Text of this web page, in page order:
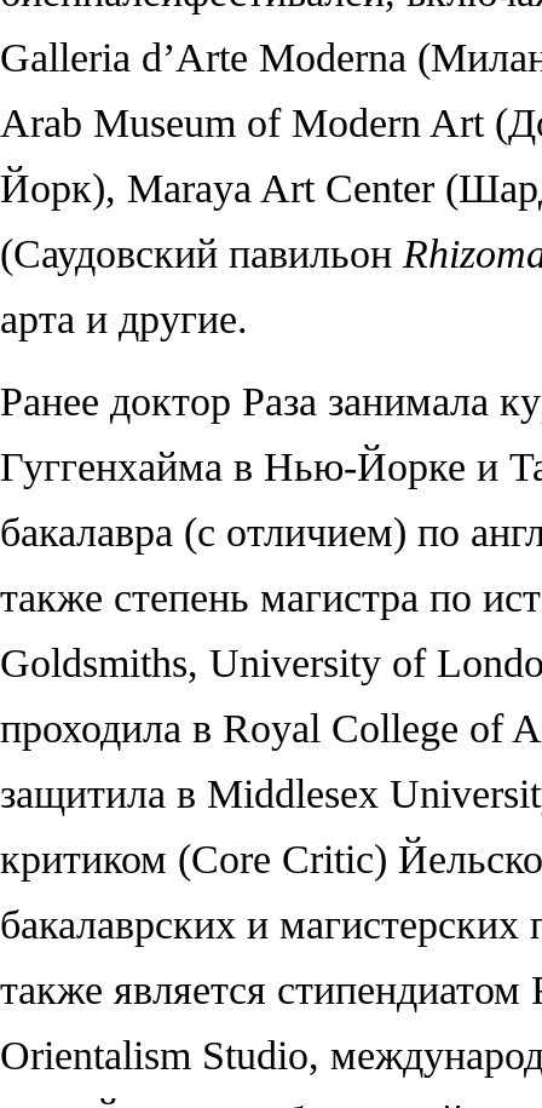
Galleria d’Arte Moderna (
Arab Museum of Modern Art (
Йорк), Maraya Art Center (
(Саудовский павильон
арта и другие.
Ранее доктор Раза занимала
Гуггенхайма в Нью-Йорке и
бакалавра (с отличием) по
также степень магистра по
Goldsmiths, University of
проходила в Royal College of
защитила в Middlesex
критиком (Core Critic)
бакалаврских и
также является
Orientalism Studio,